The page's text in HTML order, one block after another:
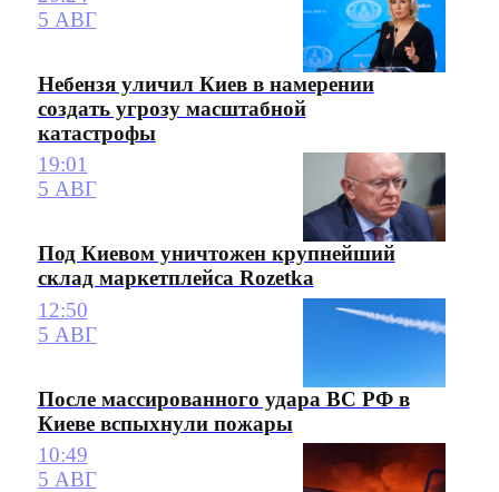
5 АВГ
Небензя уличил Киев в намерении
создать угрозу масштабной
катастрофы
19:01
5 АВГ
Под Киевом уничтожен крупнейший
склад маркетплейса Rozetka
12:50
5 АВГ
После массированного удара ВС РФ в
Киеве вспыхнули пожары
10:49
5 АВГ